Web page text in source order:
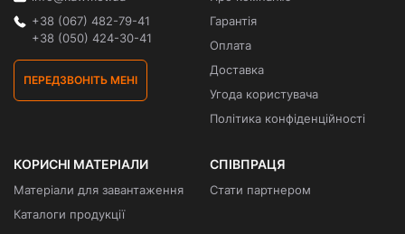
+38 (067) 482-79-41
+38 (050) 424-30-41
ПЕРЕДЗВОНІТЬ МЕНІ
Гарантія
Оплата
Доставка
Угода користувача
Політика конфіденційності
КОРИСНІ МАТЕРІАЛИ
Матеріали для завантаження
Каталоги продукції
СПІВПРАЦЯ
Стати партнером